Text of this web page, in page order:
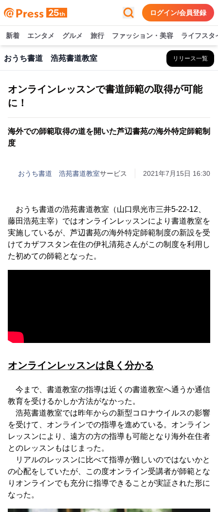
ログイン/会員登録
新着 エンタメ グルメ 旅行 ファッション・美容 ライフスタ
おうち書道 浩苑書道教室 リリース一覧
オンラインレッスンで書道師範の取得が可能
に！
海外での師範取得の道を開いた芦辺書苑の海外特定師範制
度
おうち書道 浩苑書道教室サービス 2021年7月15日 16:30
おうち書道の浩苑書道教室（山口県光市三井5-22-12、
藤田浩苑主宰）ではオンラインレッスンにより書道教室を
実施しているが、芦辺書苑の海外特定師範制度の新設を受
けてカザフスタン在住の伊礼清苑さんがこの制度を利用し
た初めての師範となった。
オンラインレッスンは良く分かる
今まで、書道教室の指導は近くの書道教室へ通うか通信
教育を受けるかしか方法がなかった。
浩苑書道教室では昨年からの新型コロナウイルスの影響
を受けて、オンラインでの指導を進めている。オンライン
レッスンにより、遠方の方の指導も可能となり海外在住者
とのレッスンもはじまった。
リアルのレッスンに比べて指導が難しいのではないかと
の心配をしていたが、この度オンライン受講者が師範とな
りオンラインでも充分に指導できることが実証された形に
なった。